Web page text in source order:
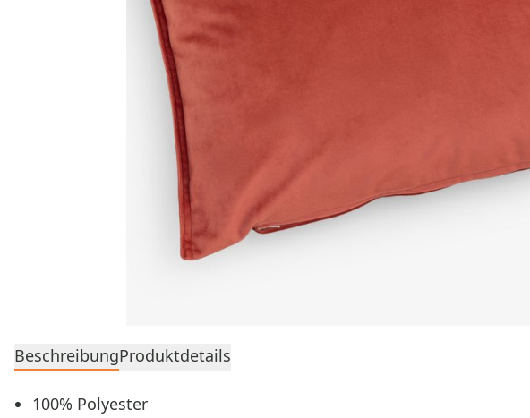
BeschreibungProduktdetails
100% Polyester